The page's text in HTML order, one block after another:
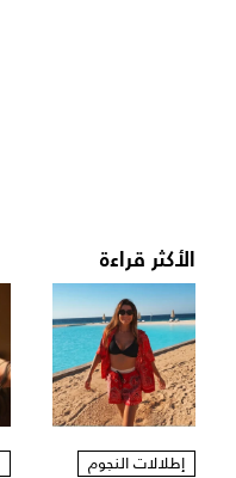
الأكثر قراءة
إطلالات النجوم